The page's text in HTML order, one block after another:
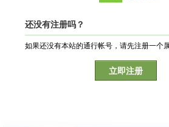
还没有注册吗？
如果还没有本站的通行帐号，请先注册一个
立即注册